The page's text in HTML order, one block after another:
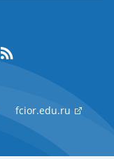
fcior.edu.ru